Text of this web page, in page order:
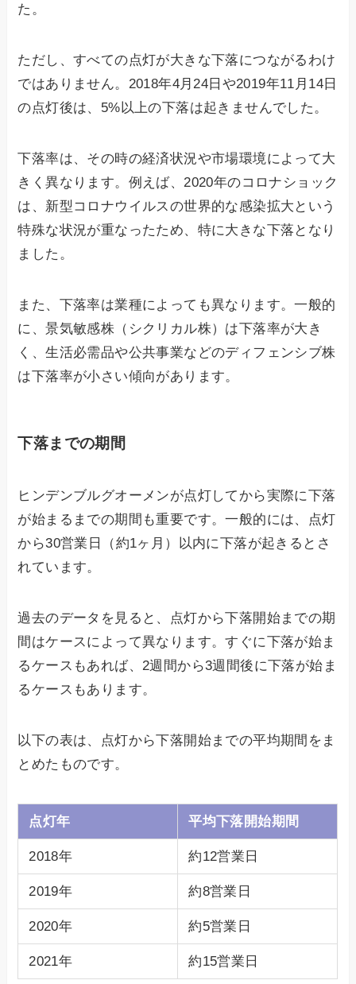
た。
ただし、すべての点灯が大きな下落につながるわけ
ではありません。2018年4月24日や2019年11月14日
の点灯後は、5%以上の下落は起きませんでした。
下落率は、その時の経済状況や市場環境によって大
きく異なります。例えば、2020年のコロナショック
は、新型コロナウイルスの世界的な感染拡大という
特殊な状況が重なったため、特に大きな下落となり
ました。
また、下落率は業種によっても異なります。一般的
に、景気敏感株（シクリカル株）は下落率が大き
く、生活必需品や公共事業などのディフェンシブ株
は下落率が小さい傾向があります。
下落までの期間
ヒンデンブルグオーメンが点灯してから実際に下落
が始まるまでの期間も重要です。一般的には、点灯
から30営業日（約1ヶ月）以内に下落が起きるとさ
れています。
過去のデータを見ると、点灯から下落開始までの期
間はケースによって異なります。すぐに下落が始ま
るケースもあれば、2週間から3週間後に下落が始ま
るケースもあります。
以下の表は、点灯から下落開始までの平均期間をま
とめたものです。
点灯年 平均下落開始期間
2018年 約12営業日
2019年 約8営業日
2020年 約5営業日
2021年 約15営業日